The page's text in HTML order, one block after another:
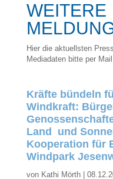
WEITERE
Hier die aktuellsten
Mediadaten bitte per
Kräfte bündeln
Windkraft:
Land und
Kooperation für
Windpark
von Kathi Mörth|